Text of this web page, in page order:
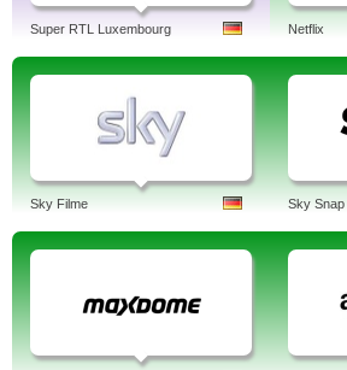
Super RTL Luxembourg Netflix
Sky Filme Sky Snap